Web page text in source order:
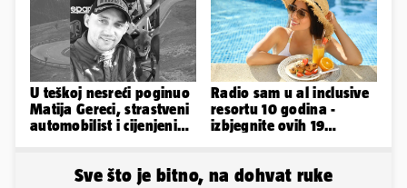
U teškoj nesreći poginuo
Matija Gereci, strastveni
automobilist i cijenjeni
Radio sam u al inclusive
resortu 10 godina -
izbjegnite ovih 19
Sve što je bitno, na dohvat ruke